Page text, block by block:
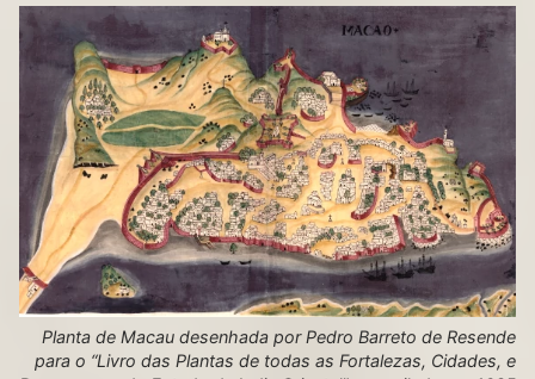
Planta de Macau desenhada por Pedro Barreto de Resende
para o “Livro das Plantas de todas as Fortalezas, Cidades, e